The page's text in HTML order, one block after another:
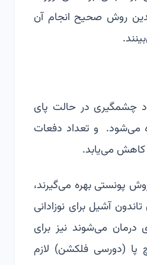
روش صحیح انجام آن
چشمگیری در حالت پای
می‌شود. و تعداد دفعات
می‌یابد.
روش پونستی بهره می‌گیرند،
آشیل برای نوزادانی
می‌شوند نیز برای
(دورسی‌ فلکشن) لازم